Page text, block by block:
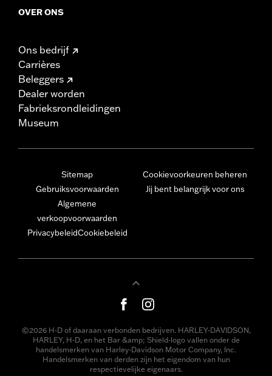
OVER ONS
Ons bedrijf
Carrières
Beleggers
Dealer worden
Fabrieksrondleidingen
Museum
Sitemap
Gebruiksvoorwaarden
Algemene
verkoopvoorwaarden
PrivacybeleidCookiebeleid
Cookievoorkeuren beheren
Jij bent belangrijk voor ons
©2026 H-D of daaraan verbonden bedrijven. HARLEY-DAVIDSON,
HARLEY, H-D, en het Bar &amp; Shield-logo vallen onder de
handelsmerken van Harley-Davidson Motor Company, Inc.
Handelsmerken van derden zijn het eigendom van hun
respectievelijke eigenaars.